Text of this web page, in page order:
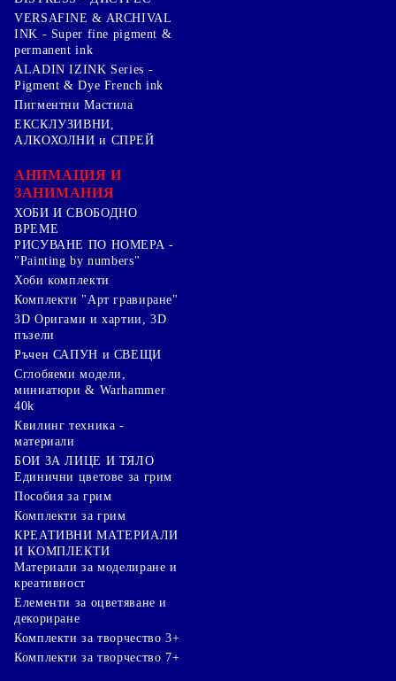
VERSAFINE & ARCHIVAL
INK - Super fine pigment &
permanent ink
ALADIN IZINK Series -
Pigment & Dye French ink
Пигментни Мастила
ЕКСКЛУЗИВНИ,
АЛКОХОЛНИ и СПРЕЙ
АНИМАЦИЯ И
ЗАНИМАНИЯ
ХОБИ И СВОБОДНО
ВРЕМЕ
РИСУВАНЕ ПО НОМЕРА -
"Painting by numbers"
Хоби комплекти
Комплекти "Арт гравиране"
3D Оригами и хартии, 3D
пъзели
Ръчен САПУН и СВЕЩИ
Сглобяеми модели,
миниатюри & Warhammer
40k
Квилинг техника -
материали
БОИ ЗА ЛИЦЕ И ТЯЛО
Единични цветове за грим
Пособия за грим
Комплекти за грим
КРЕАТИВНИ МАТЕРИАЛИ
И КОМПЛЕКТИ
Mатериали за моделиране и
креативност
Елементи за оцветяване и
декориране
Комплекти за творчество 3+
Комплекти за творчество 7+